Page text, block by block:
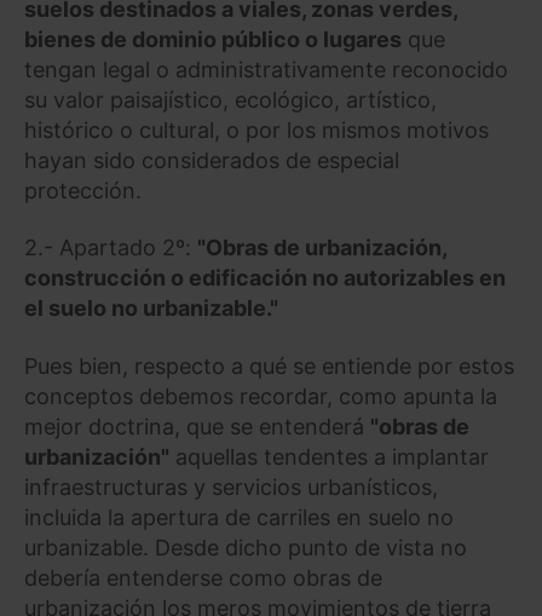
suelos destinados a viales, zonas verdes,
bienes de dominio público o lugares que
tengan legal o administrativamente reconocido
su valor paisajístico, ecológico, artístico,
histórico o cultural, o por los mismos motivos
hayan sido considerados de especial
protección.
2.- Apartado 2º: "Obras de urbanización,
construcción o edificación no autorizables en
el suelo no urbanizable."
Pues bien, respecto a qué se entiende por estos
conceptos debemos recordar, como apunta la
mejor doctrina, que se entenderá "obras de
urbanización" aquellas tendentes a implantar
infraestructuras y servicios urbanísticos,
incluida la apertura de carriles en suelo no
urbanizable. Desde dicho punto de vista no
debería entenderse como obras de
urbanización los meros movimientos de tierra